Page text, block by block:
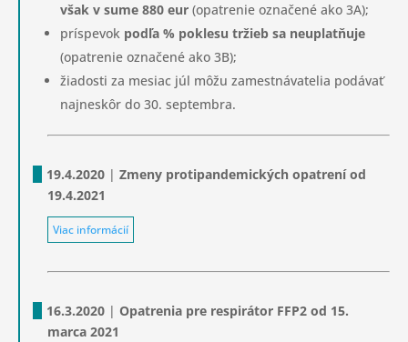
však v sume 880 eur (opatrenie označené ako 3A);
príspevok podľa % poklesu tržieb sa neuplatňuje
(opatrenie označené ako 3B);
žiadosti za mesiac júl môžu zamestnávatelia podávať
najneskôr do 30. septembra.
19.4.2020 | Zmeny protipandemických opatrení od
19.4.2021
Viac informácií
16.3.2020 | Opatrenia pre respirátor FFP2 od 15.
marca 2021